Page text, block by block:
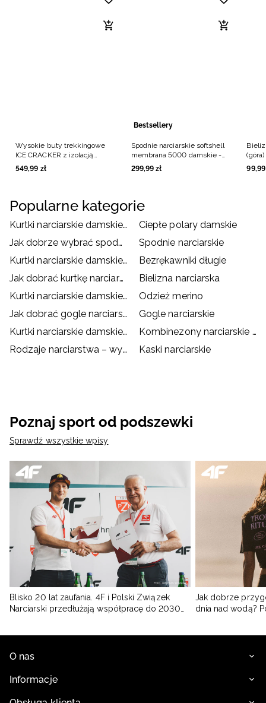
Wysokie buty trekkingowe
ICE CRACKER z izolacją
Primaloft damskie - czarne
549,99 zł
Bestsellery
Spodnie narciarskie softshell
membrana 5000 damskie -
czarne
299,99 zł
99,99
Popularne kategorie
Kurtki narciarskie damskie czarne
Ciepłe polary damskie
Jak dobrze wybrać spodnie narciarskie/ snowboardowe?
Spodnie narciarskie
Kurtki narciarskie damskie białe
Bezrękawniki długie
Jak dobrać kurtkę narciarską/snowboardową?
Bielizna narciarska
Kurtki narciarskie damskie różowe
Odzież merino
Jak dobrać gogle narciarskie?
Gogle narciarskie
Kurtki narciarskie damskie czerwone
Kombinezony narciarskie damskie
Rodzaje narciarstwa – wybierz coś dla siebie
Kaski narciarskie
Poznaj sport od podszewki
Sprawdź wszystkie wpisy
Blisko 20 lat zaufania. 4F i Polski Związek
Narciarski przedłużają współpracę do 2030
Jak dobrze
dnia nad wodą?
O nas
Informacje